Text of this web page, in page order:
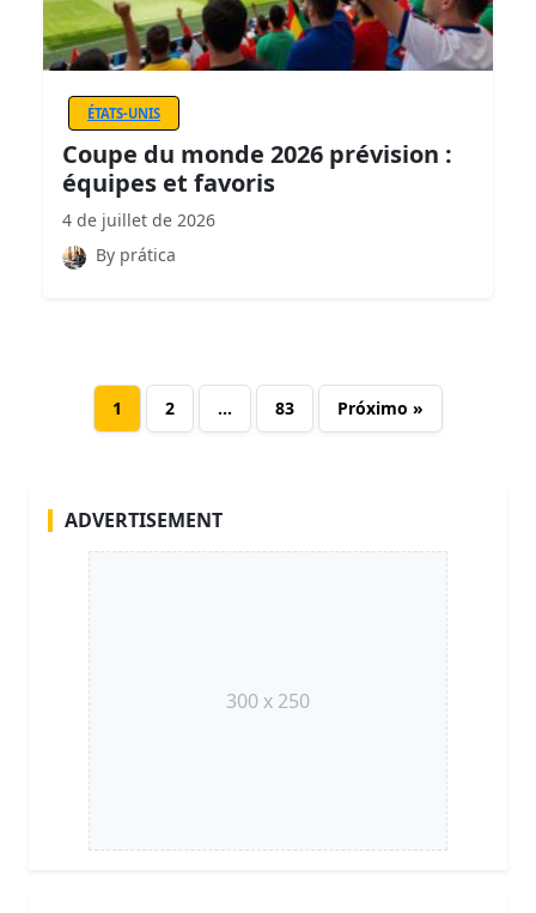
ÉTATS-UNIS
Coupe du monde 2026 prévision :
équipes et favoris
4 de juillet de 2026
By prática
1 2 … 83 Próximo »
ADVERTISEMENT
300 x 250